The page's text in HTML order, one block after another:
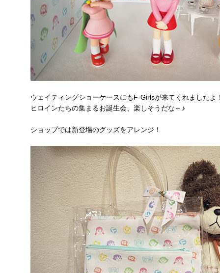
ウェイティングショーケースにもF-Girlsが来てくれましたよ
ヒロインたちの集まるお誕生会、楽しそうだな～♪
ショップでは新登場のグッズをアレンジ！